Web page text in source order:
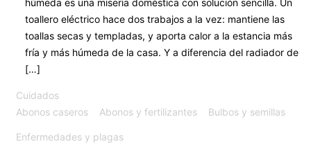
toallero eléctrico hace dos trabajos a la vez: mantiene las
toallas secas y templadas, y aporta calor a la estancia más
fría y más húmeda de la casa. Y a diferencia del radiador de
[…]
Cuidados
Abonos caseros
Abonos y fertilizantes Bulbos y semillas
Enfermedades y plagas